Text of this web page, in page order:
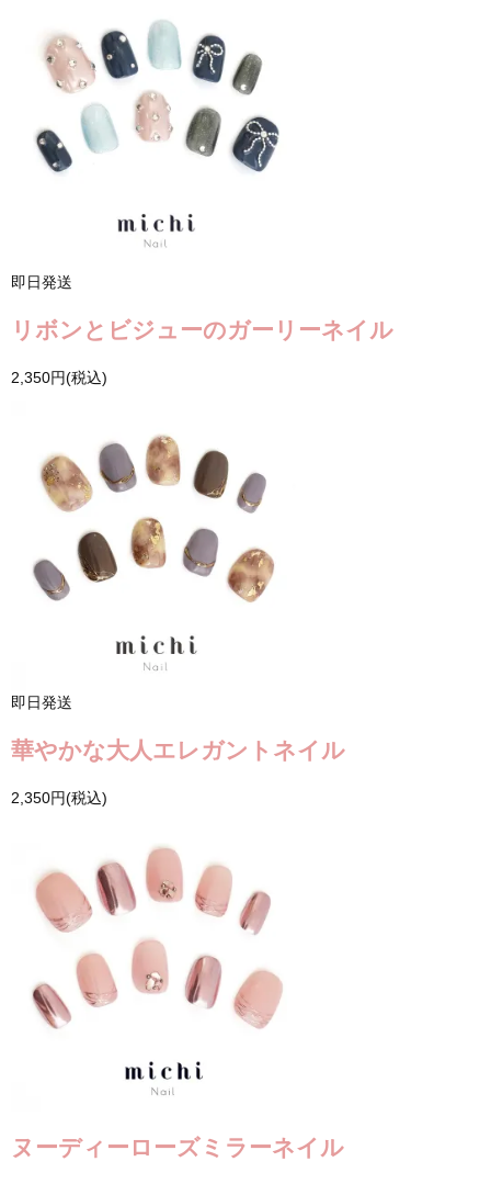
即日発送
リボンとビジューのガーリーネイル
2,350円(税込)
即日発送
華やかな大人エレガントネイル
2,350円(税込)
ヌーディーローズミラーネイル